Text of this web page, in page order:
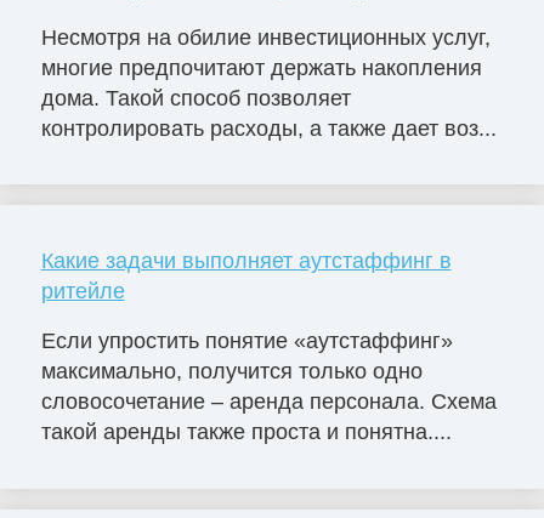
Несмотря на обилие инвестиционных услуг,
многие предпочитают держать накопления
дома. Такой способ позволяет
контролировать расходы, а также дает воз...
Какие задачи выполняет аутстаффинг в
ритейле
Если упростить понятие «аутстаффинг»
максимально, получится только одно
словосочетание – аренда персонала. Схема
такой аренды также проста и понятна....